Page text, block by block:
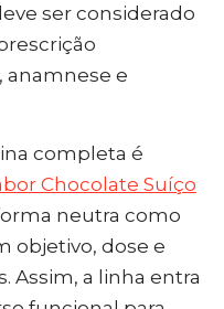
ser considerado
anamnese e
completa é
Chocolate Suíço
neutra como
objetivo, dose e
Assim, a linha entra